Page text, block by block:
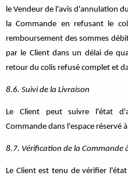
le Vendeur de l'avis d'annulation
la Commande en refusant le
remboursement des sommes
par le Client dans un délai de
retour du colis refusé complet et
8.6. Suivi de la Livraison
Le Client peut suivre l'état
Commande dans l'espace réservé
8.7. Vérification de la Commande
Le Client est tenu de vérifier